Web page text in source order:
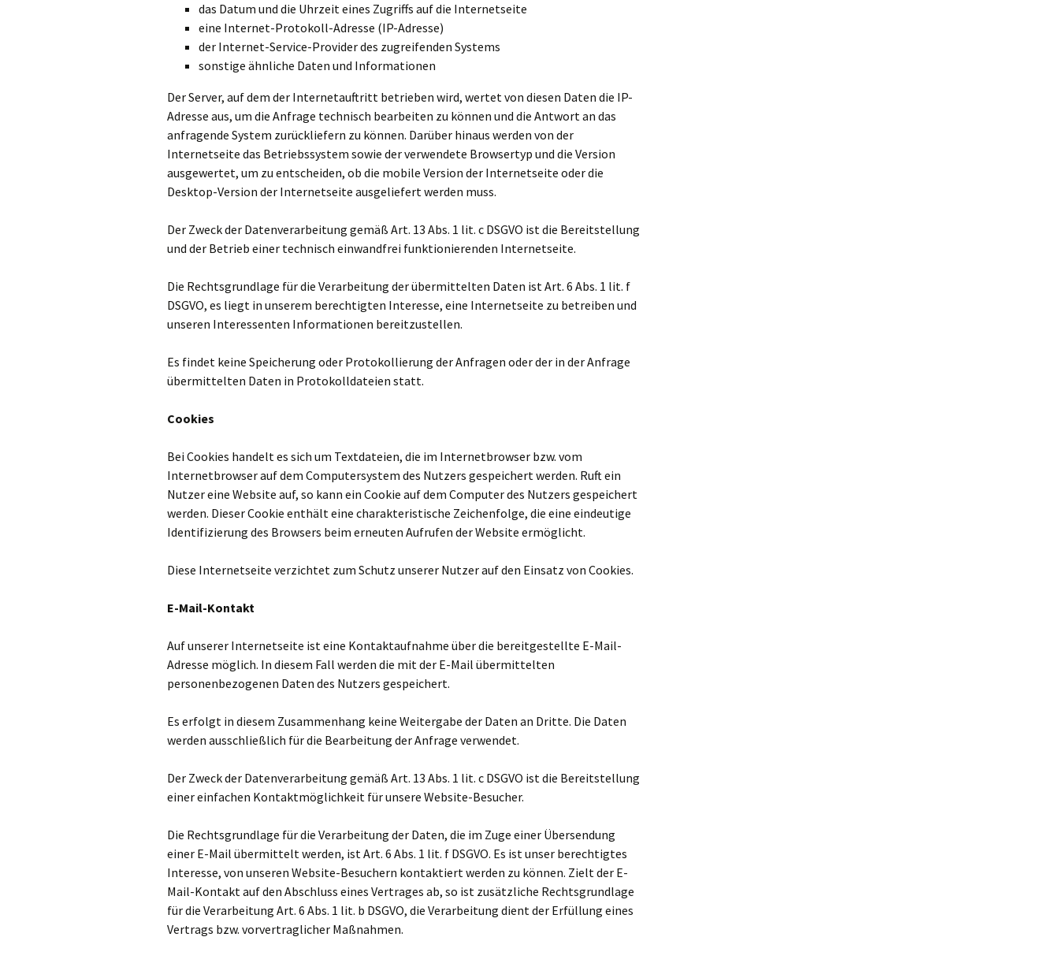
das Datum und die Uhrzeit eines Zugriffs auf die Internetseite
eine Internet-Protokoll-Adresse (IP-Adresse)
der Internet-Service-Provider des zugreifenden Systems
sonstige ähnliche Daten und Informationen
Der Server, auf dem der Internetauftritt betrieben wird, wertet von diesen Daten die IP-
Adresse aus, um die Anfrage technisch bearbeiten zu können und die Antwort an das
anfragende System zurückliefern zu können. Darüber hinaus werden von der
Internetseite das Betriebssystem sowie der verwendete Browsertyp und die Version
ausgewertet, um zu entscheiden, ob die mobile Version der Internetseite oder die
Desktop-Version der Internetseite ausgeliefert werden muss.
Der Zweck der Datenverarbeitung gemäß Art. 13 Abs. 1 lit. c DSGVO ist die Bereitstellung
und der Betrieb einer technisch einwandfrei funktionierenden Internetseite.
Die Rechtsgrundlage für die Verarbeitung der übermittelten Daten ist Art. 6 Abs. 1 lit. f
DSGVO, es liegt in unserem berechtigten Interesse, eine Internetseite zu betreiben und
unseren Interessenten Informationen bereitzustellen.
Es findet keine Speicherung oder Protokollierung der Anfragen oder der in der Anfrage
übermittelten Daten in Protokolldateien statt.
Cookies
Bei Cookies handelt es sich um Textdateien, die im Internetbrowser bzw. vom
Internetbrowser auf dem Computersystem des Nutzers gespeichert werden. Ruft ein
Nutzer eine Website auf, so kann ein Cookie auf dem Computer des Nutzers gespeichert
werden. Dieser Cookie enthält eine charakteristische Zeichenfolge, die eine eindeutige
Identifizierung des Browsers beim erneuten Aufrufen der Website ermöglicht.
Diese Internetseite verzichtet zum Schutz unserer Nutzer auf den Einsatz von Cookies.
E-Mail-Kontakt
Auf unserer Internetseite ist eine Kontaktaufnahme über die bereitgestellte E-Mail-
Adresse möglich. In diesem Fall werden die mit der E-Mail übermittelten
personenbezogenen Daten des Nutzers gespeichert.
Es erfolgt in diesem Zusammenhang keine Weitergabe der Daten an Dritte. Die Daten
werden ausschließlich für die Bearbeitung der Anfrage verwendet.
Der Zweck der Datenverarbeitung gemäß Art. 13 Abs. 1 lit. c DSGVO ist die Bereitstellung
einer einfachen Kontaktmöglichkeit für unsere Website-Besucher.
Die Rechtsgrundlage für die Verarbeitung der Daten, die im Zuge einer Übersendung
einer E-Mail übermittelt werden, ist Art. 6 Abs. 1 lit. f DSGVO. Es ist unser berechtigtes
Interesse, von unseren Website-Besuchern kontaktiert werden zu können. Zielt der E-
Mail-Kontakt auf den Abschluss eines Vertrages ab, so ist zusätzliche Rechtsgrundlage
für die Verarbeitung Art. 6 Abs. 1 lit. b DSGVO, die Verarbeitung dient der Erfüllung eines
Vertrags bzw. vorvertraglicher Maßnahmen.